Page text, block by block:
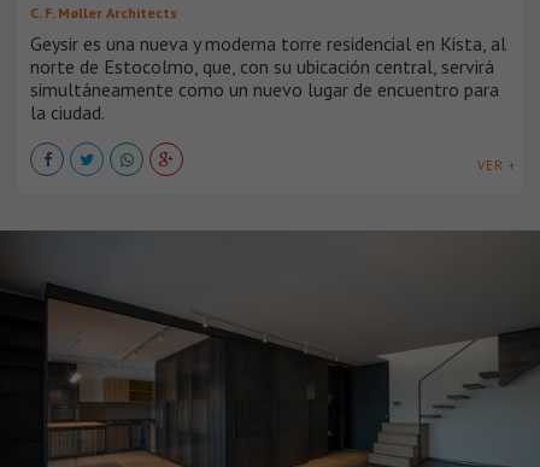
C. F. Møller Architects
Geysir es una nueva y moderna torre residencial en Kista, al
norte de Estocolmo, que, con su ubicación central, servirá
simultáneamente como un nuevo lugar de encuentro para
la ciudad.
VER +